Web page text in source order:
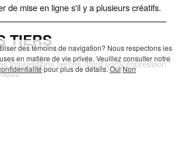
de mise en ligne s'il y a plusieurs créatifs.
TIERS
impressions tierces (third party impression
des témoins de navigation? Nous respectons les
en matière de vie privée. Veuillez consulter notre
pour plus de détails.Oui Non